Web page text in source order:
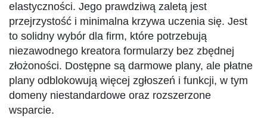
elastyczności. Jego prawdziwą zaletą jest
przejrzystość i minimalna krzywa uczenia się. Jest
to solidny wybór dla firm, które potrzebują
niezawodnego kreatora formularzy bez zbędnej
złożoności. Dostępne są darmowe plany, ale płatne
plany odblokowują więcej zgłoszeń i funkcji, w tym
domeny niestandardowe oraz rozszerzone
wsparcie.